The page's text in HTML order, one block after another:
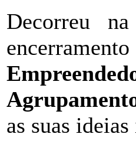
Decorreu na
as suas